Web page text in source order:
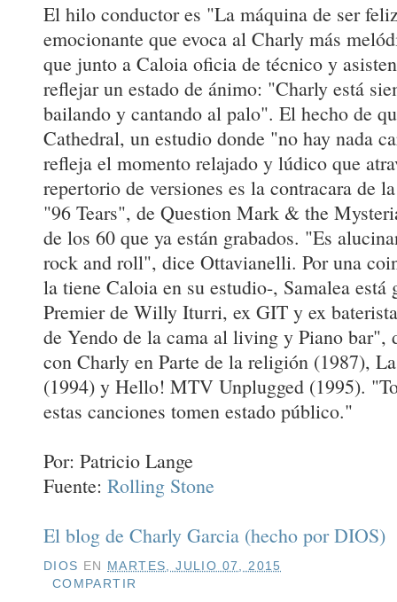
El hilo conductor es "La máquina de ser
emocionante que evoca al Charly más
que junto a Caloia oficia de técnico y
reflejar un estado de ánimo: "Charly está
bailando y cantando al palo". El hecho de
Cathedral, un estudio donde "no hay nada
refleja el momento relajado y lúdico que
repertorio de versiones es la contracara de
"96 Tears", de Question Mark & the
de los 60 que ya están grabados. "Es
rock and roll", dice Ottavianelli. Por una
la tiene Caloia en su estudio-, Samalea está
Premier de Willy Iturri, ex GIT y ex
de Yendo de la cama al living y Piano bar",
con Charly en Parte de la religión (1987),
(1994) y Hello! MTV Unplugged (1995).
estas canciones tomen estado público."
Por: Patricio Lange
Fuente: Rolling Stone
El blog de Charly Garcia (hecho por DIOS)
DIOS EN MARTES, JULIO 07, 2015
COMPARTIR